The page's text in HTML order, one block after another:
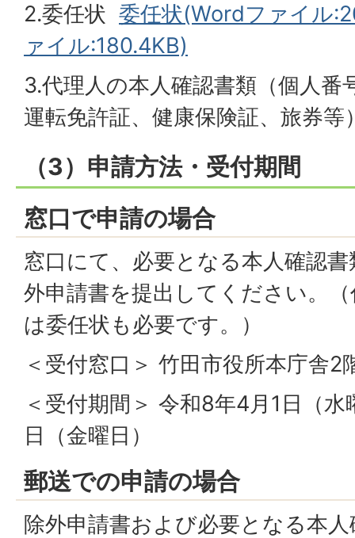
2.委任状 委任状(Wordファイル
ァイル:180.4KB)
3.代理人の本人確認書類（個人番
運転免許証、健康保険証、旅券等
（3）申請方法・受付期間
窓口で申請の場合
窓口にて、必要となる本人確認
外申請書を提出してください。
は委任状も必要です。）
＜受付窓口＞ 竹田市役所本庁舎2
＜受付期間＞ 令和8年4月1日（
日（金曜日）
郵送での申請の場合
除外申請書および必要となる本